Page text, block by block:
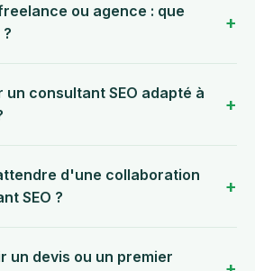
ou agence : que
un consultant SEO adapté à
d'une collaboration
SEO ?
un devis ou un premier